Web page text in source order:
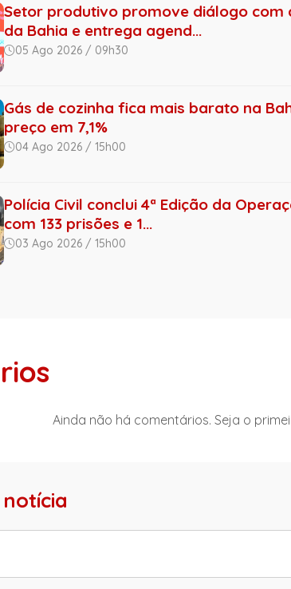
Setor produtivo promove diálogo com
da Bahia e entrega agend...
05 Ago 2026 / 09h30
Gás de cozinha fica mais barato na
preço em 7,1%
04 Ago 2026 / 15h00
Polícia Civil conclui 4ª Edição da
com 133 prisões e 1...
03 Ago 2026 / 15h00
Ainda não há comentários. Seja o